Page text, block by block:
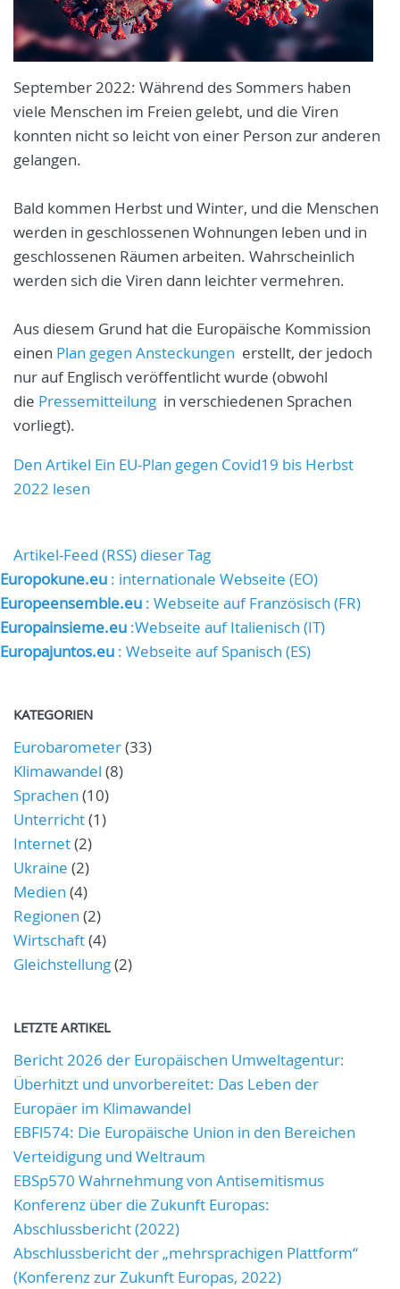
September 2022: Während des Sommers haben
viele Menschen im Freien gelebt, und die Viren
konnten nicht so leicht von einer Person zur anderen
gelangen.
Bald kommen Herbst und Winter, und die Menschen
werden in geschlossenen Wohnungen leben und in
geschlossenen Räumen arbeiten. Wahrscheinlich
werden sich die Viren dann leichter vermehren.
Aus diesem Grund hat die Europäische Kommission
einen Plan gegen Ansteckungen erstellt, der jedoch
nur auf Englisch veröffentlicht wurde (obwohl
die Pressemitteilung in verschiedenen Sprachen
vorliegt).
Den Artikel Ein EU-Plan gegen Covid19 bis Herbst
2022 lesen
Artikel-Feed (RSS) dieser Tag
Europokune.eu : internationale Webseite (EO)
Europeensemble.eu : Webseite auf Französisch (FR)
Europainsieme.eu :Webseite auf Italienisch (IT)
Europajuntos.eu : Webseite auf Spanisch (ES)
KATEGORIEN
Eurobarometer(33)
Klimawandel (8)
Sprachen (10)
Unterricht(1)
Internet(2)
Ukraine (2)
Medien (4)
Regionen (2)
Wirtschaft(4)
Gleichstellung(2)
LETZTE ARTIKEL
Bericht 2026 der Europäischen Umweltagentur:
Überhitzt und unvorbereitet: Das Leben der
Europäer im Klimawandel
EBFl574: Die Europäische Union in den Bereichen
Verteidigung und Weltraum
EBSp570 Wahrnehmung von Antisemitismus
Konferenz über die Zukunft Europas:
Abschlussbericht (2022)
Abschlussbericht der „mehrsprachigen Plattform“
(Konferenz zur Zukunft Europas, 2022)